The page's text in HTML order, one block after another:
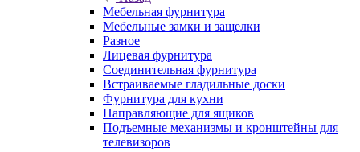
Мебельная фурнитура
Мебельные замки и защелки
Разное
Лицевая фурнитура
Соединительная фурнитура
Встраиваемые гладильные доски
Фурнитура для кухни
Направляющие для ящиков
Подъемные механизмы и кронштейны для
телевизоров